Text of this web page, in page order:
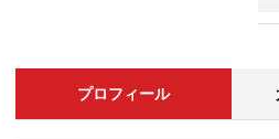
プロフィール